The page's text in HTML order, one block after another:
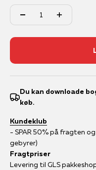
Du kan downloade
køb.
Kundeklub
- SPAR 50% på fragten
gebyrer)
Fragtpriser
Levering til GLS